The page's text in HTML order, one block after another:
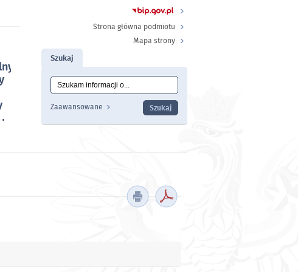
Strona główna podmiotu
Mapa strony
Szukaj
Wyszukiwanie
Zaawansowane